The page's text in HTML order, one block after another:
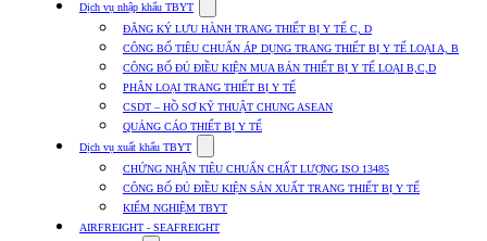
Dịch vụ nhập khẩu TBYT
submenu
for
Dịch
vụ
nhập
khẩu
TBYT
ĐĂNG KÝ LƯU HÀNH TRANG THIẾT BỊ Y TẾ C, D
CÔNG BỐ TIÊU CHUẨN ÁP DỤNG TRANG THIẾT BỊ Y TẾ LOẠI A, B
CÔNG BỐ ĐỦ ĐIỀU KIỆN MUA BÁN THIẾT BỊ Y TẾ LOẠI B,C,D
PHÂN LOẠI TRANG THIẾT BỊ Y TẾ
CSDT – HỒ SƠ KỸ THUẬT CHUNG ASEAN
QUẢNG CÁO THIẾT BỊ Y TẾ
Dịch vụ xuất khẩu TBYT
submenu
for
Dịch
vụ
xuất
CHỨNG NHẬN TIÊU CHUẨN CHẤT LƯỢNG ISO 13485
CÔNG BỐ ĐỦ ĐIỀU KIỆN SẢN XUẤT TRANG THIẾT BỊ Y TẾ
KIỂM NGHIỆM TBYT
AIRFREIGHT - SEAFREIGHT